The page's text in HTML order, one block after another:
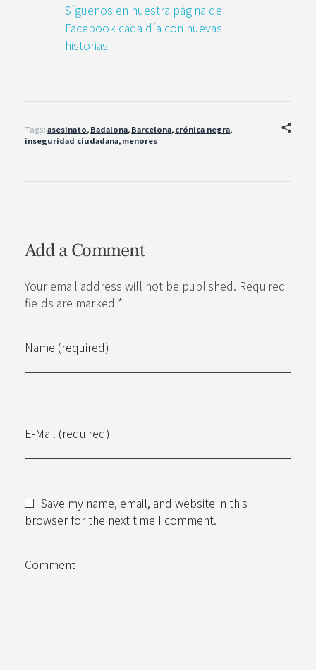
Síguenos en nuestra página de
Facebook cada día con nuevas
historias
Tags:asesinato,Badalona,Barcelona,crónica negra,
inseguridad ciudadana,menores
Add a Comment
Your email address will not be published. Required
fields are marked *
Name (required)
E-Mail (required)
Save my name, email, and website in this
browser for the next time I comment.
Comment